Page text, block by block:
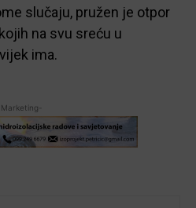
slučaju, pružen je otpor
na svu sreću u
ima.